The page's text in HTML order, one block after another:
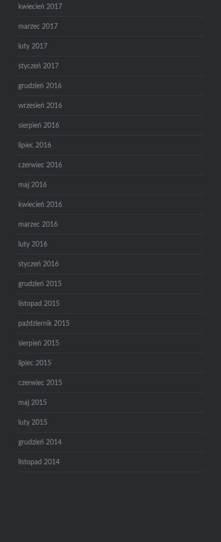
kwiecień 2017
marzec 2017
luty 2017
styczeń 2017
grudzień 2016
wrzesień 2016
sierpień 2016
lipiec 2016
czerwiec 2016
maj 2016
kwiecień 2016
marzec 2016
luty 2016
styczeń 2016
grudzień 2015
listopad 2015
październik 2015
sierpień 2015
lipiec 2015
czerwiec 2015
maj 2015
luty 2015
grudzień 2014
listopad 2014